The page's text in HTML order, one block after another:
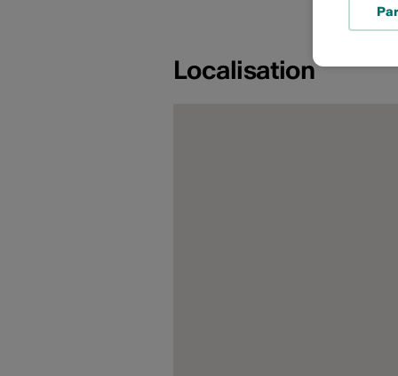
Localisation